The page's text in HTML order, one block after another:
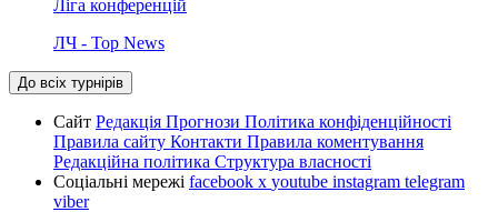
Ліга конференцій
ЛЧ - Top News
До всіх турнірів
Сайт Редакція Прогнози Політика конфіденційності
Правила сайту Контакти Правила коментування
Редакційна політика Структура власності
Соціальні мережі facebook x youtube instagram telegram
viber